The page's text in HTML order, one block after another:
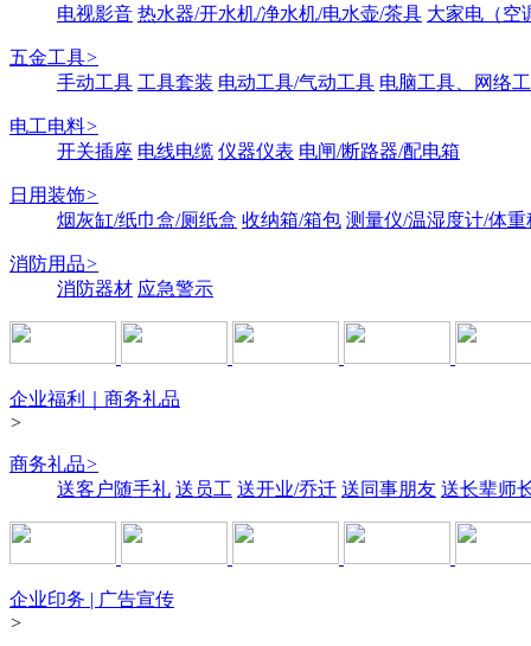
电视影音 热水器/开水机/净水机/电水壶/茶具 大家电（空
五金工具>
手动工具 工具套装 电动工具/气动工具 电脑工具、网络
电工电料>
开关插座 电线电缆 仪器仪表 电闸/断路器/配电箱
日用装饰>
烟灰缸/纸巾盒/厕纸盒 收纳箱/箱包 测量仪/温湿度计/体重
消防用品>
消防器材 应急警示
企业福利｜商务礼品
>
商务礼品>
送客户随手礼 送员工 送开业/乔迁 送同事朋友 送长辈师
企业印务 | 广告宣传
>